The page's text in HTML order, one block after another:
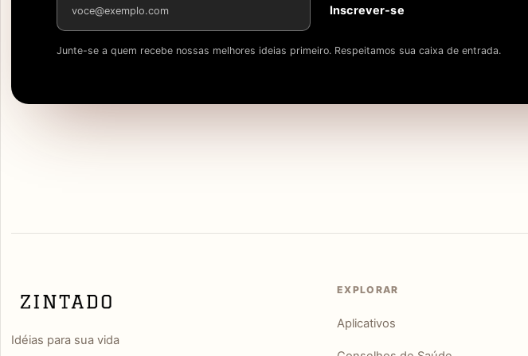
Inscrever-se
Junte-se a quem recebe nossas melhores ideias primeiro. Respeitamos sua caixa de entrada.
Idéias para sua vida
EXPLORAR
Aplicativos